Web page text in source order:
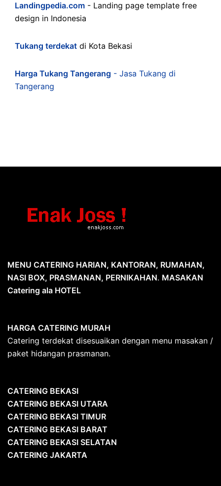
Landingpedia.com - Landing page template free
design in Indonesia
Tukang terdekat di Kota Bekasi
Harga Tukang Tangerang - Jasa Tukang di
Tangerang
MENU CATERING HARIAN, KANTORAN, RUMAHAN,
NASI BOX, PRASMANAN, PERNIKAHAN. MASAKAN
Catering ala HOTEL
HARGA CATERING MURAH
Catering terdekat disesuaikan dengan menu masakan /
paket hidangan prasmanan.
CATERING BEKASI
CATERING BEKASI UTARA
CATERING BEKASI TIMUR
CATERING BEKASI BARAT
CATERING BEKASI SELATAN
CATERING JAKARTA